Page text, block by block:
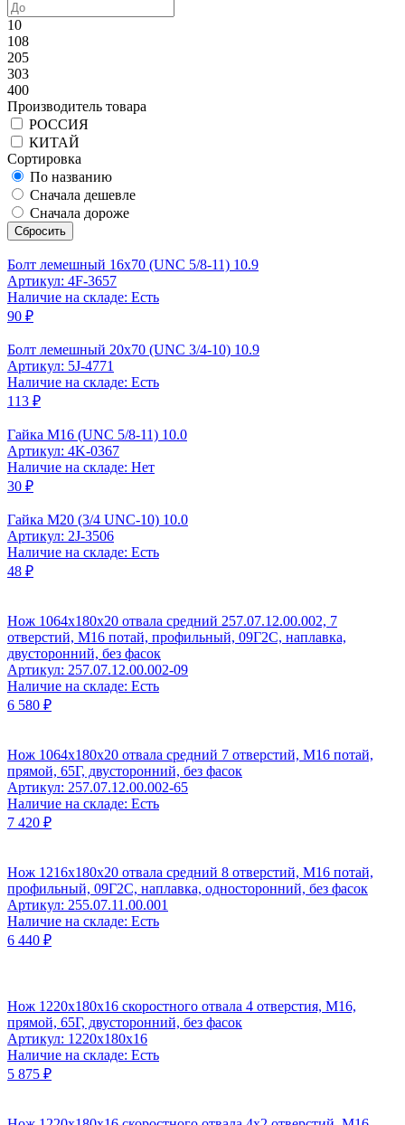
10
108
205
303
400
Производитель товара
РОССИЯ
КИТАЙ
Сортировка
По названию
Сначала дешевле
Сначала дороже
Сбросить
Болт лемешный 16x70 (UNC 5/8-11) 10.9
Артикул: 4F-3657
Наличие на складе: Есть
90 ₽
Болт лемешный 20x70 (UNC 3/4-10) 10.9
Артикул: 5J-4771
Наличие на складе: Есть
113 ₽
Гайка М16 (UNC 5/8-11) 10.0
Артикул: 4K-0367
Наличие на складе: Нет
30 ₽
Гайка М20 (3/4 UNC-10) 10.0
Артикул: 2J-3506
Наличие на складе: Есть
48 ₽
Нож 1064х180х20 отвала средний 257.07.12.00.002, 7
отверстий, М16 потай, профильный, 09Г2С, наплавка,
двусторонний, без фасок
Артикул: 257.07.12.00.002-09
Наличие на складе: Есть
6 580 ₽
Нож 1064х180х20 отвала средний 7 отверстий, М16 потай,
прямой, 65Г, двусторонний, без фасок
Артикул: 257.07.12.00.002-65
Наличие на складе: Есть
7 420 ₽
Нож 1216х180х20 отвала средний 8 отверстий, М16 потай,
профильный, 09Г2С, наплавка, односторонний, без фасок
Артикул: 255.07.11.00.001
Наличие на складе: Есть
6 440 ₽
Нож 1220x180x16 скоростного отвала 4 отверстия, М16,
прямой, 65Г, двусторонний, без фасок
Артикул: 1220х180х16
Наличие на складе: Есть
5 875 ₽